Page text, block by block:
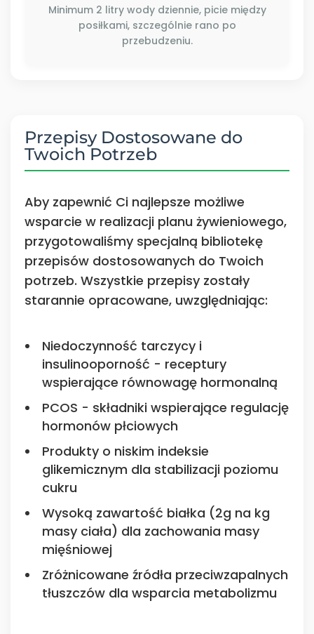
Minimum 2 litry wody dziennie, picie między
posiłkami, szczególnie rano po
przebudzeniu.
Przepisy Dostosowane do
Twoich Potrzeb
Aby zapewnić Ci najlepsze możliwe
wsparcie w realizacji planu żywieniowego,
przygotowaliśmy specjalną bibliotekę
przepisów dostosowanych do Twoich
potrzeb. Wszystkie przepisy zostały
starannie opracowane, uwzględniając:
Niedoczynność tarczycy i
insulinooporność - receptury
wspierające równowagę hormonalną
PCOS - składniki wspierające regulację
hormonów płciowych
Produkty o niskim indeksie
glikemicznym dla stabilizacji poziomu
cukru
Wysoką zawartość białka (2g na kg
masy ciała) dla zachowania masy
mięśniowej
Zróżnicowane źródła przeciwzapalnych
tłuszczów dla wsparcia metabolizmu